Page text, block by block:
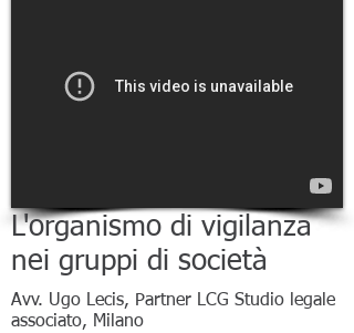
L'organismo di vigilanza
nei gruppi di società
Avv. Ugo Lecis, Partner LCG Studio legale
associato, Milano